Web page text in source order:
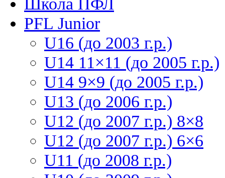
PFL Junior
U16 (до 2003 г.р.)
U14 11×11 (до 2005 г.р.)
U14 9×9 (до 2005 г.р.)
U13 (до 2006 г.р.)
U12 (до 2007 г.р.) 8×8
U12 (до 2007 г.р.) 6×6
U11 (до 2008 г.р.)